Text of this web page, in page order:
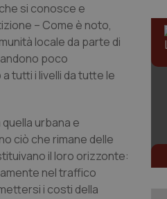
si conosce e
– Come è noto,
locale da parte di
poco
tutti i livelli da tutte le
urbana e
ciò che rimane delle
il loro orizzonte:
nel traffico
i costi della